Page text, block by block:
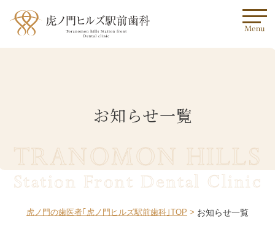
Menu
お知らせ一覧
TRANOMON HILLS
Station Front Dental Clinic
虎ノ門の歯医者｢虎ノ門ヒルズ駅前歯科｣TOP お知らせ一覧